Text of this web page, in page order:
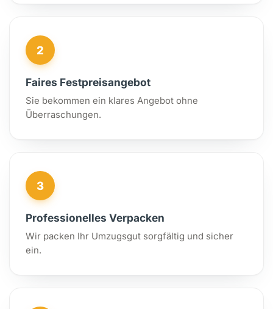
2
Faires Festpreisangebot
Sie bekommen ein klares Angebot ohne
Überraschungen.
3
Professionelles Verpacken
Wir packen Ihr Umzugsgut sorgfältig und sicher
ein.